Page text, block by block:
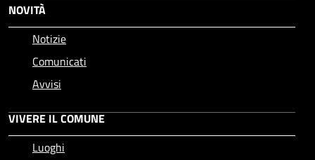
NOVITÀ
Notizie
Comunicati
Avvisi
VIVERE IL COMUNE
Luoghi